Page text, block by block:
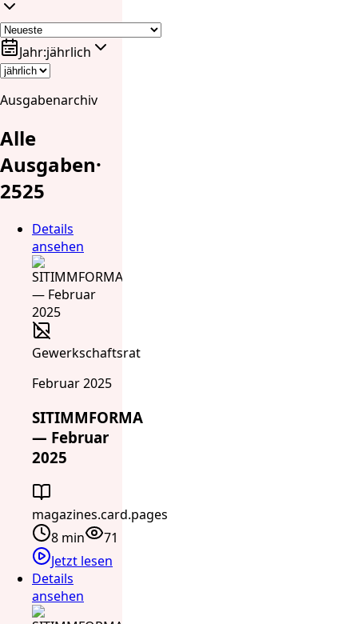
Jahr:jährlich
Ausgabenarchiv
Alle
Ausgaben·
2525
Details
ansehen
Gewerkschaftsrat
Februar 2025
SITIMMFORMA
— Februar
2025
magazines.card.pages
8 min
71
Jetzt lesen
Details
ansehen